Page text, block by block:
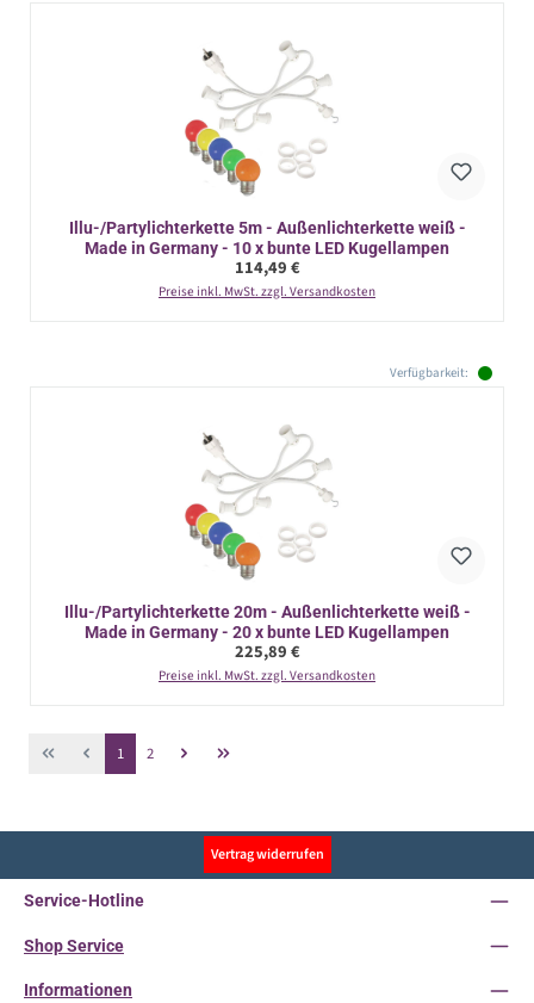
Illu-/Partylichterkette 5m - Außenlichterkette weiß -
Made in Germany - 10 x bunte LED Kugellampen
Regulärer Preis:
114,49 €
Preise inkl. MwSt. zzgl. Versandkosten
Verfügbarkeit:
Illu-/Partylichterkette 20m - Außenlichterkette weiß -
Made in Germany - 20 x bunte LED Kugellampen
Regulärer Preis:
225,89 €
Preise inkl. MwSt. zzgl. Versandkosten
Seite
1 Seite
2
Vertrag widerrufen
Service-Hotline
Shop Service
Informationen